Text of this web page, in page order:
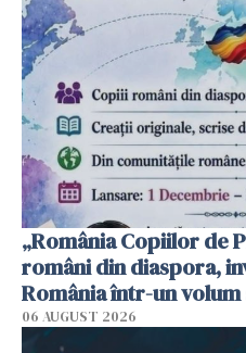
„România Copiilor de
români din diaspora,
România într-un
06 AUGUST 2026